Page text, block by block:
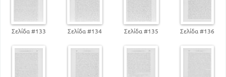
Σελίδα #133 Σελίδα #134 Σελίδα #135 Σελίδα #136